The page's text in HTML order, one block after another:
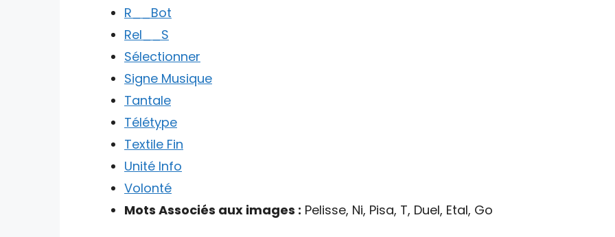
R__Bot
Rel__S
Sélectionner
Signe Musique
Tantale
Télétype
Textile Fin
Unité Info
Volonté
Mots Associés aux images : Pelisse, Ni, Pisa, T, Duel, Etal, Go